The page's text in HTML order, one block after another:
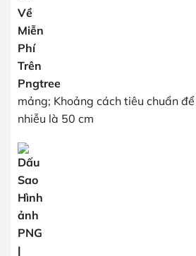
mảng; Khoảng cách tiêu chuẩn
nhiễu là 50 cm